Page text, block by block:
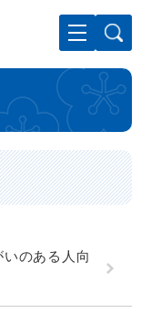
いのある人向